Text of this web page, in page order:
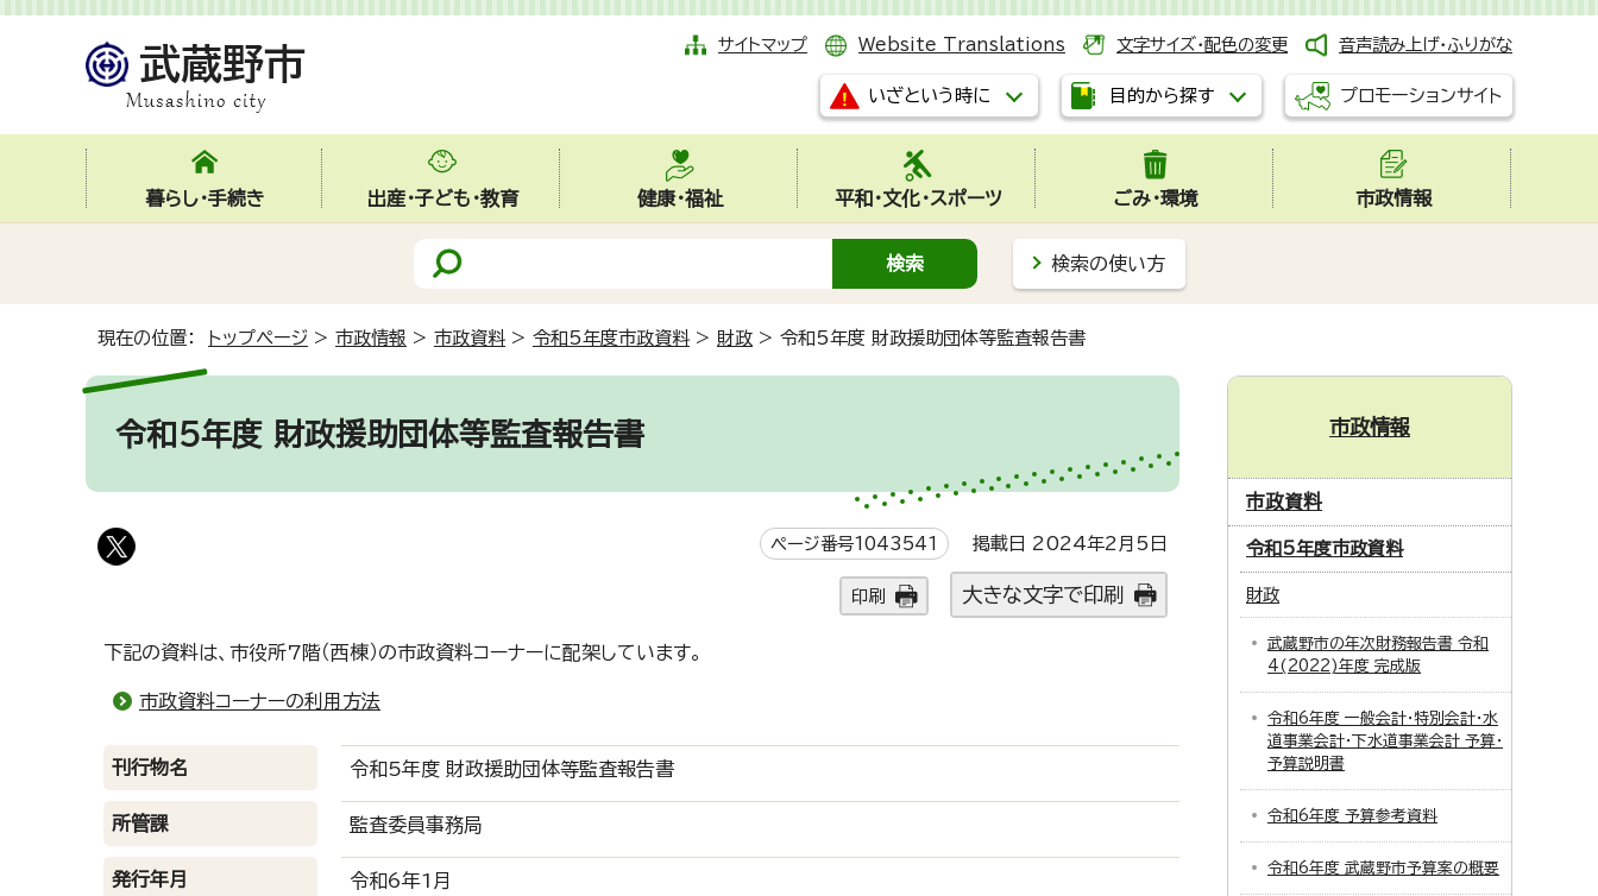
サイトマップ Website Translations 文字サイズ・配色の変更 音声読み上げ・ふりがな
いざという時に 目的から探す プロモーションサイト
暮らし・手続き 出産・子ども・教育 健康・福祉 平和・文化・スポーツ ごみ・環境 市政情報
検索の使い方
現在の位置： トップページ > 市政情報 > 市政資料 > 令和5年度市政資料 > 財政 > 令和5年度 財政援助団体等監査報告書
令和5年度 財政援助団体等監査報告書
ページ番号1043541 掲載日 2024年2月5日
印刷 大きな文字で印刷
下記の資料は、市役所7階（西棟）の市政資料コーナーに配架しています。
市政資料コーナーの利用方法
刊行物名 令和5年度 財政援助団体等監査報告書
所管課 監査委員事務局
発行年月 令和6年1月
市政情報
市政資料
令和5年度市政資料
財政
武蔵野市の年次財務報告書 令和
4(2022)年度 完成版
令和6年度 一般会計・特別会計・水
道事業会計・下水道事業会計 予算・
予算説明書
令和6年度 予算参考資料
令和6年度 武蔵野市予算案の概要